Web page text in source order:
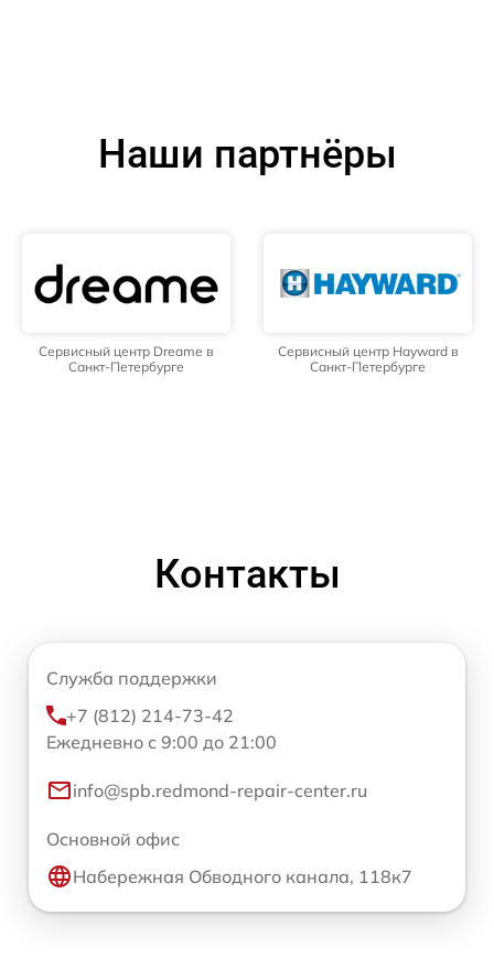
Наши партнёры
Сервисный центр Dreame в
Санкт-Петербурге
Сервисный центр Hayward в
Санкт-Петербурге
Контакты
Служба поддержки
+7 (812) 214-73-42
Ежедневно с 9:00 до 21:00
info@spb.redmond-repair-center.ru
Основной офис
Набережная Обводного канала, 118к7